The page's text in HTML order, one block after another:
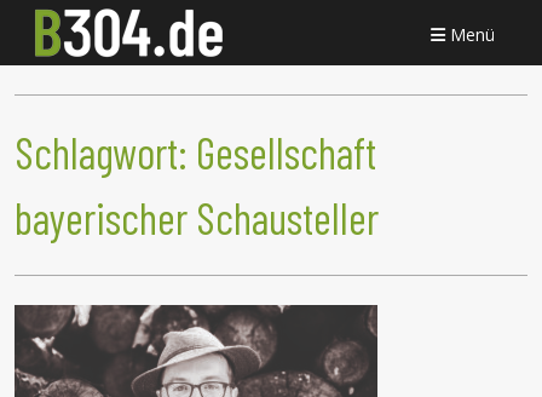
Menü
Schlagwort: Gesellschaft
bayerischer Schausteller